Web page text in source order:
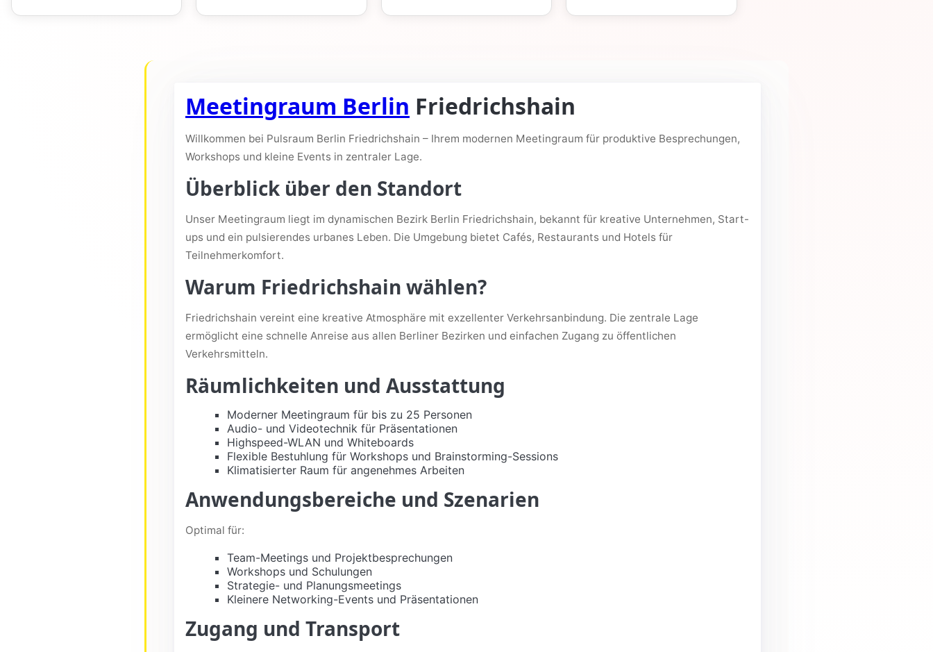
Meetingraum Berlin Friedrichshain
Willkommen bei Pulsraum Berlin Friedrichshain – Ihrem modernen Meetingraum für produktive Besprechungen,
Workshops und kleine Events in zentraler Lage.
Überblick über den Standort
Unser Meetingraum liegt im dynamischen Bezirk Berlin Friedrichshain, bekannt für kreative Unternehmen, Start-
ups und ein pulsierendes urbanes Leben. Die Umgebung bietet Cafés, Restaurants und Hotels für
Teilnehmerkomfort.
Warum Friedrichshain wählen?
Friedrichshain vereint eine kreative Atmosphäre mit exzellenter Verkehrsanbindung. Die zentrale Lage
ermöglicht eine schnelle Anreise aus allen Berliner Bezirken und einfachen Zugang zu öffentlichen
Verkehrsmitteln.
Räumlichkeiten und Ausstattung
Moderner Meetingraum für bis zu 25 Personen
Audio- und Videotechnik für Präsentationen
Highspeed-WLAN und Whiteboards
Flexible Bestuhlung für Workshops und Brainstorming-Sessions
Klimatisierter Raum für angenehmes Arbeiten
Anwendungsbereiche und Szenarien
Optimal für:
Team-Meetings und Projektbesprechungen
Workshops und Schulungen
Strategie- und Planungsmeetings
Kleinere Networking-Events und Präsentationen
Zugang und Transport